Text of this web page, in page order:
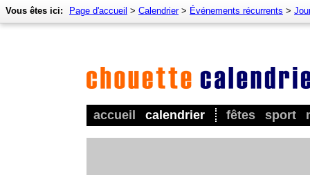
accueil calendrier fêtes sport
Vous êtes ici: Page d'accueil > Calendrier> Événements récurrents >